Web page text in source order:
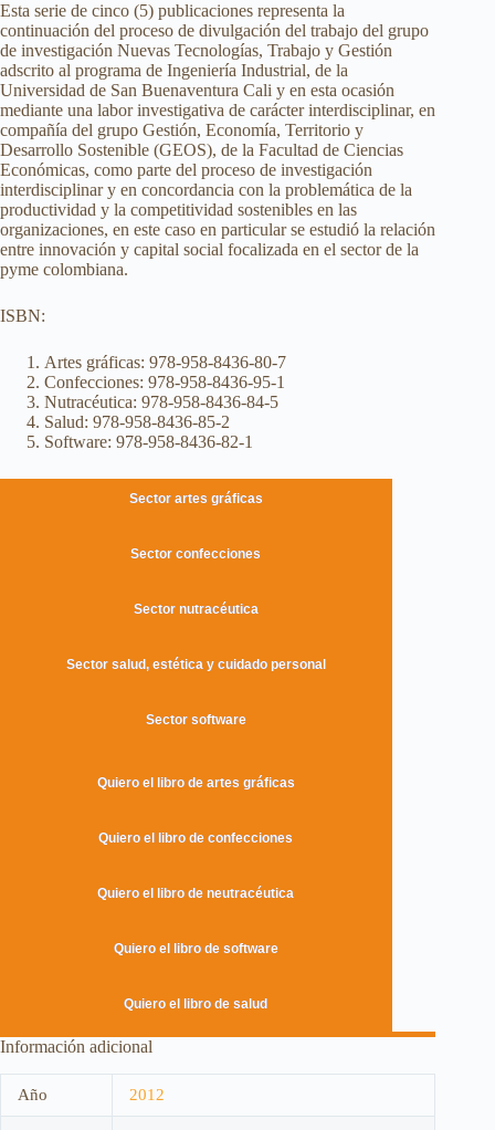
Esta serie de cinco (5) publicaciones representa la
continuación del proceso de divulgación del trabajo del grupo
de investigación Nuevas Tecnologías, Trabajo y Gestión
adscrito al programa de Ingeniería Industrial, de la
Universidad de San Buenaventura Cali y en esta ocasión
mediante una labor investigativa de carácter interdisciplinar, en
compañía del grupo Gestión, Economía, Territorio y
Desarrollo Sostenible (GEOS), de la Facultad de Ciencias
Económicas, como parte del proceso de investigación
interdisciplinar y en concordancia con la problemática de la
productividad y la competitividad sostenibles en las
organizaciones, en este caso en particular se estudió la relación
entre innovación y capital social focalizada en el sector de la
pyme colombiana.
ISBN:
Artes gráficas: 978-958-8436-80-7
Confecciones: 978-958-8436-95-1
Nutracéutica: 978-958-8436-84-5
Salud: 978-958-8436-85-2
Software: 978-958-8436-82-1
Sector artes gráficas
Sector confecciones
Sector nutracéutica
Sector salud, estética y cuidado personal
Sector software
Quiero el libro de artes gráficas
Quiero el libro de confecciones
Quiero el libro de neutracéutica
Quiero el libro de software
Quiero el libro de salud
Información adicional
Año 2012